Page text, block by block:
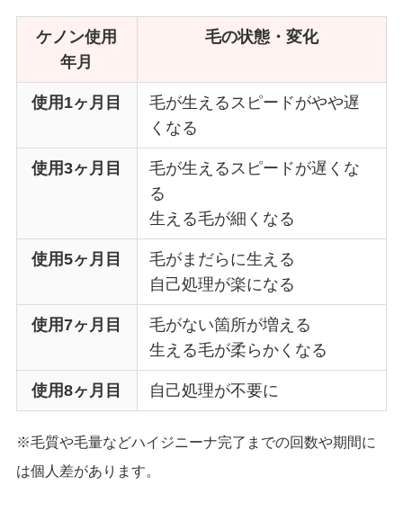
ケノン使用
年月
毛の状態・変化
使用1ヶ月目
毛が生えるスピードがやや遅
くなる
使用3ヶ月目
毛が生えるスピードが遅くな
る
生える毛が細くなる
使用5ヶ月目
毛がまだらに生える
自己処理が楽になる
使用7ヶ月目
毛がない箇所が増える
生える毛が柔らかくなる
使用8ヶ月目 自己処理が不要に
※毛質や毛量などハイジニーナ完了までの回数や期間に
は個人差があります。